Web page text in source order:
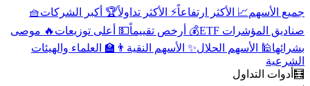
جميع الأسهم📈 الأكثر ارتفاعاً⚡ الأكثر تداولاً🏆 أكبر الشركات🧺
صناديق المؤشرات ETF
💰 أرخص تقييماً💵 أعلى توزيعات🔥 موصى
بشرائها🕌 الأسهم الحلال ✨ الأسهم النقية👨‍🏫 العلماء والهيئات
الشرعية
🧮أدوات التداول